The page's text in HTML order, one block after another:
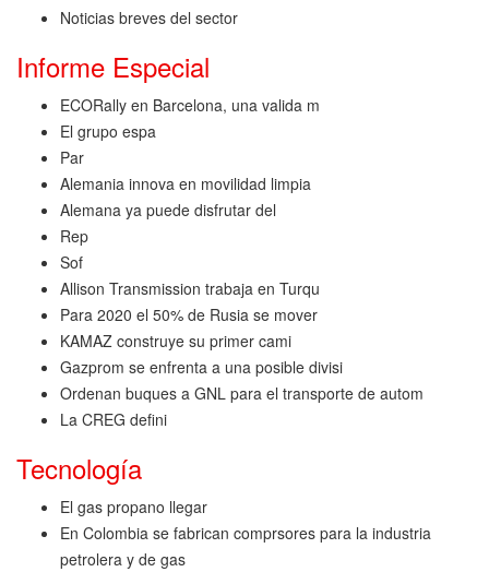
Noticias breves del sector
Informe Especial
ECORally en Barcelona, una valida m
El grupo espa
Par
Alemania innova en movilidad limpia
Alemana ya puede disfrutar del
Rep
Sof
Allison Transmission trabaja en Turqu
Para 2020 el 50% de Rusia se mover
KAMAZ construye su primer cami
Gazprom se enfrenta a una posible divisi
Ordenan buques a GNL para el transporte de autom
La CREG defini
Tecnología
El gas propano llegar
En Colombia se fabrican comprsores para la industria
petrolera y de gas